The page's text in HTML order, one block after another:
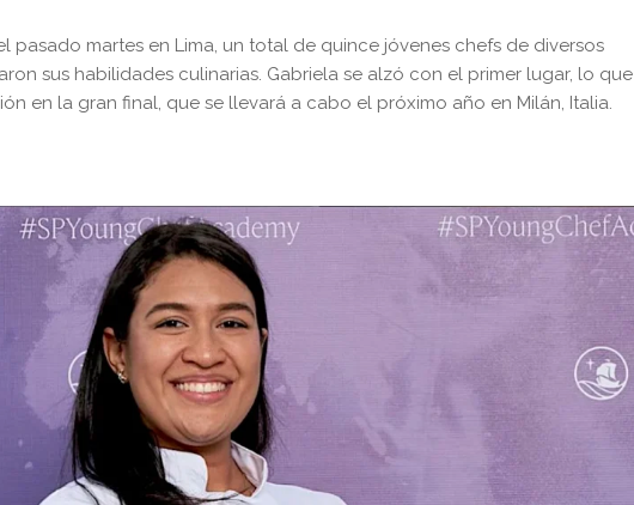
pasado martes en Lima, un total de quince jóvenes chefs de diversos
sus habilidades culinarias. Gabriela se alzó con el primer lugar, lo que
en la gran final, que se llevará a cabo el próximo año en Milán, Italia.